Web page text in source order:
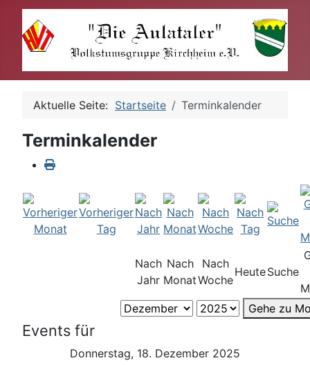
Aktuelle Seite: Startseite Terminkalender
Terminkalender
Nach
Jahr
Nach
Monat
Nach
Woche
HeuteSuche
Gehe zu
Events für
Donnerstag, 18. Dezember 2025